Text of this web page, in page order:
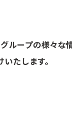
ループの様々な
いたします。